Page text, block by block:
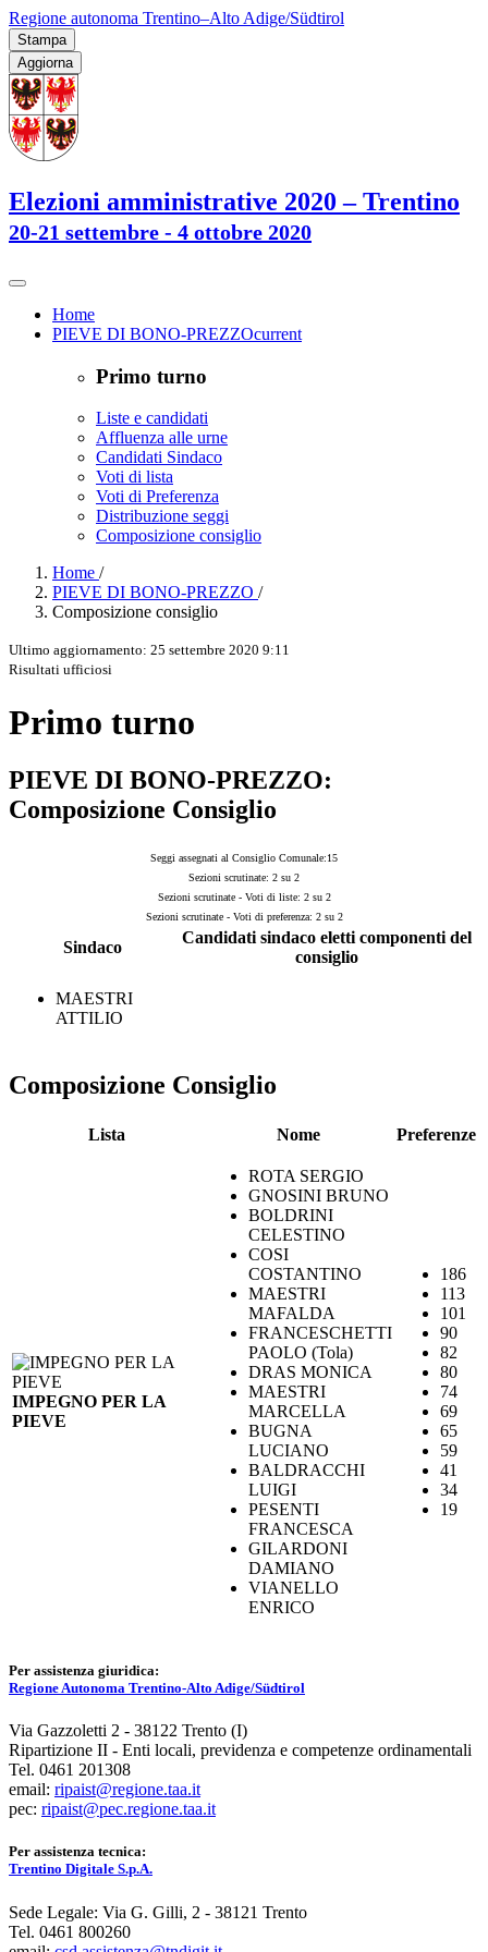
Regione autonoma Trentino–Alto Adige/Südtirol
Stampa
Aggiorna
Elezioni amministrative 2020 – Trentino
20-21 settembre - 4 ottobre 2020
Home
PIEVE DI BONO-PREZZOcurrent
Primo turno
Liste e candidati
Affluenza alle urne
Candidati Sindaco
Voti di lista
Voti di Preferenza
Distribuzione seggi
Composizione consiglio
Home /
PIEVE DI BONO-PREZZO /
Composizione consiglio
Ultimo aggiornamento: 25 settembre 2020 9:11
Risultati ufficiosi
Primo turno
PIEVE DI BONO-PREZZO:
Composizione Consiglio
Seggi assegnati al Consiglio Comunale:15
Sezioni scrutinate: 2 su 2
Sezioni scrutinate - Voti di liste: 2 su 2
Sezioni scrutinate - Voti di preferenza: 2 su 2
Sindaco
Candidati sindaco eletti componenti del
consiglio
MAESTRI
ATTILIO
Composizione Consiglio
Lista Nome Preferenze
IMPEGNO PER LA
PIEVE
ROTA SERGIO
GNOSINI BRUNO
BOLDRINI
CELESTINO
COSI
COSTANTINO
MAESTRI
MAFALDA
FRANCESCHETTI
PAOLO (Tola)
DRAS MONICA
MAESTRI
MARCELLA
BUGNA
LUCIANO
BALDRACCHI
LUIGI
PESENTI
FRANCESCA
GILARDONI
DAMIANO
VIANELLO
ENRICO
186
113
101
90
82
80
74
69
65
59
41
34
19
Per assistenza giuridica:
Regione Autonoma Trentino-Alto Adige/Südtirol
Via Gazzoletti 2 - 38122 Trento (I)
Ripartizione II - Enti locali, previdenza e competenze ordinamentali
Tel. 0461 201308
email: ripaist@regione.taa.it
pec: ripaist@pec.regione.taa.it
Per assistenza tecnica:
Trentino Digitale S.p.A.
Sede Legale: Via G. Gilli, 2 - 38121 Trento
Tel. 0461 800260